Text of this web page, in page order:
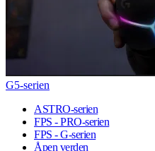
G5-serien
ASTRO-serien
FPS - PRO-serien
FPS - G-serien
Åpen verden